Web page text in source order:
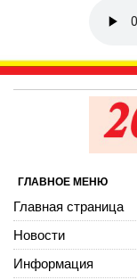
ГЛАВНОЕ МЕНЮ
Главная страница
Новости
Информация